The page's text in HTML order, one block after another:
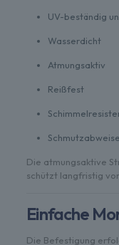
UV-beständig
Wasserdicht
Atmungsaktiv
Reißfest
Die atmungsaktive
schützt langfristig
Einfache
Die Befestigung